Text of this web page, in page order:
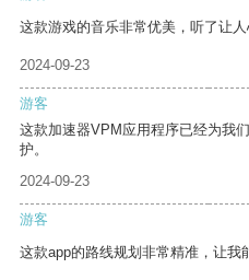
这款游戏的音乐非常优美，听了让人
2024-09-23
游客
这款加速器VPM应用程序已经为我
护。
2024-09-23
游客
这款app的路线规划非常精准，让我